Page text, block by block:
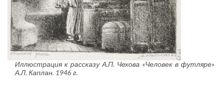
Иллюстрация к рассказу А.П. Чехова «Человек в футляре»
А.Л. Каплан. 1946 г.